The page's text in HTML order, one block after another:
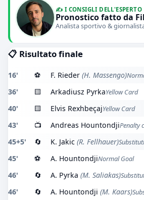
✍️ I CONSIGLI DELL'ESPERTO
Pronostico fatto da
Analista sportivo &
📋 Risultato finale
16' ⚽ F. Rieder (H. Massengo)
36' 🟨 Arkadiusz PyrkaYellow Card
40' 🟨 Elvis RexhbeçajYellow Card
43' 📺 Andreas HountondjiPenalty
45+5' 🔄 K. Jakic (R. Fellhauer)
45' ⚽ A. HountondjiNormal Goal
46' 🔄 A. Pyrka (M. Saliakas)
46' 🔄 A. Hountondji (M. Kaars)